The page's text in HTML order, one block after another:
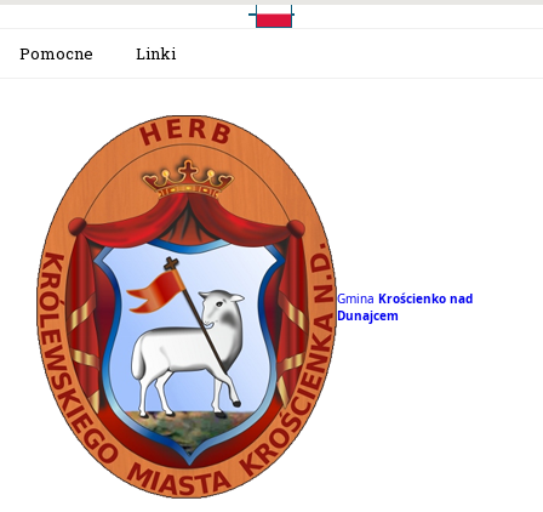
Pomocne Linki
Gmina Krościenko nad
Dunajcem